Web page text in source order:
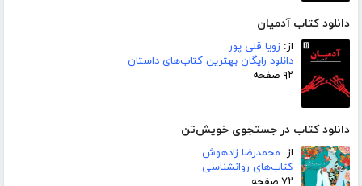
دانلود کتاب آدمیان
از: زویا قلی پور
دانلود رایگان بهترین کتاب‌های داستان
۹۲ صفحه
دانلود کتاب در جستجوی خویش‌تن
از: محمدرضا زادهوش
کتاب‌های روانشناسی
۷۲ صفحه